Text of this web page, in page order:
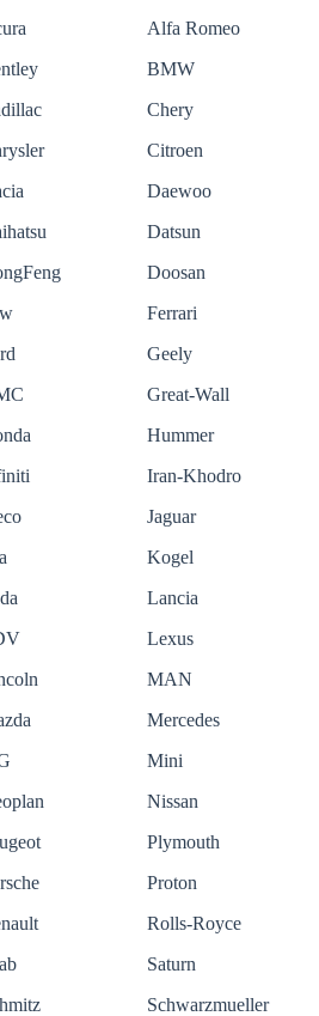
Alfa Romeo
BMW
Chery
Citroen
Daewoo
Datsun
Doosan
Ferrari
Geely
Great-Wall
Hummer
Iran-Khodro
Jaguar
Kogel
Lancia
Lexus
MAN
Mercedes
Mini
Nissan
Plymouth
Proton
Rolls-Royce
Saturn
Schwarzmueller